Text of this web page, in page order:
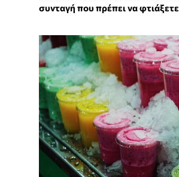
συνταγή που πρέπει να φτιάξετε